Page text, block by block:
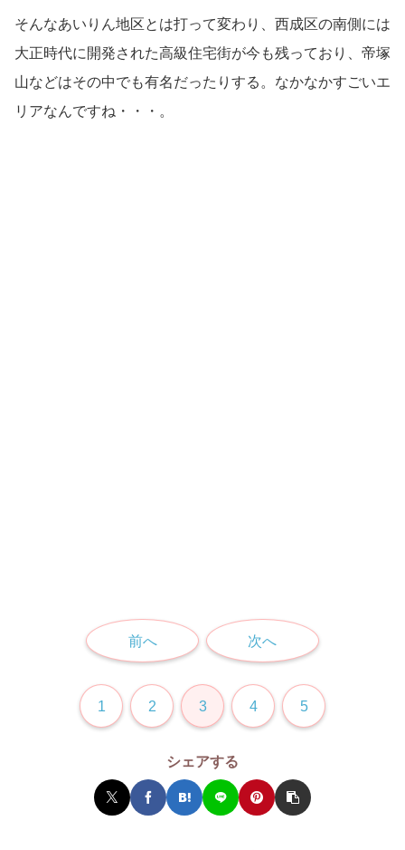
そんなあいりん地区とは打って変わり、西成区の南側には
大正時代に開発された高級住宅街が今も残っており、帝塚
山などはその中でも有名だったりする。なかなかすごいエ
リアなんですね・・・。
前へ 次へ
1 2 3 4 5
シェアする